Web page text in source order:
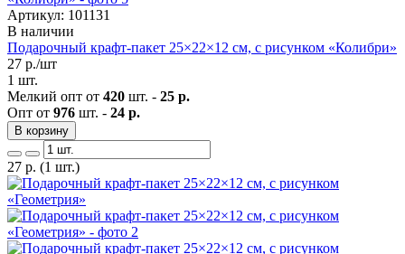
Артикул: 101131
В наличии
Подарочный крафт-пакет 25×22×12 см, с рисунком «Колибри»
27 р./шт
1 шт.
Мелкий опт от 420 шт. - 25 р.
Опт от 976 шт. - 24 р.
В корзину
27 р. (1 шт.)